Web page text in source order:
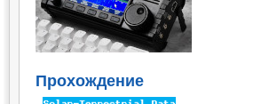
Прохождение